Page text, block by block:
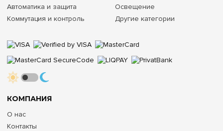
КОМПАНИЯ
О нас
Контакты
Автоматика и защита
Коммутация и контроль
Освещение
Другие категории